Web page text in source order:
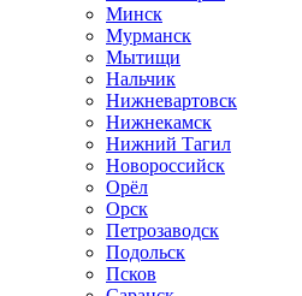
Минск
Мурманск
Мытищи
Нальчик
Нижневартовск
Нижнекамск
Нижний Тагил
Новороссийск
Орёл
Орск
Петрозаводск
Подольск
Псков